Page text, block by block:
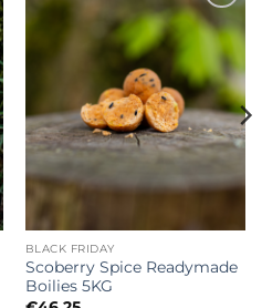
Toevoegen
wenslijst
BLACK FRIDAY
Scoberry Spice Readymade
Boilies 5KG